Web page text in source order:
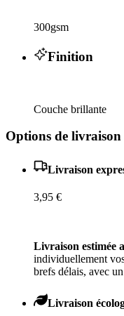
300gsm
Finition
Couche brillante
Options de livraison
Livraison
3,95 €
Livraison estimée
individuellement
brefs délais, avec
Livraison